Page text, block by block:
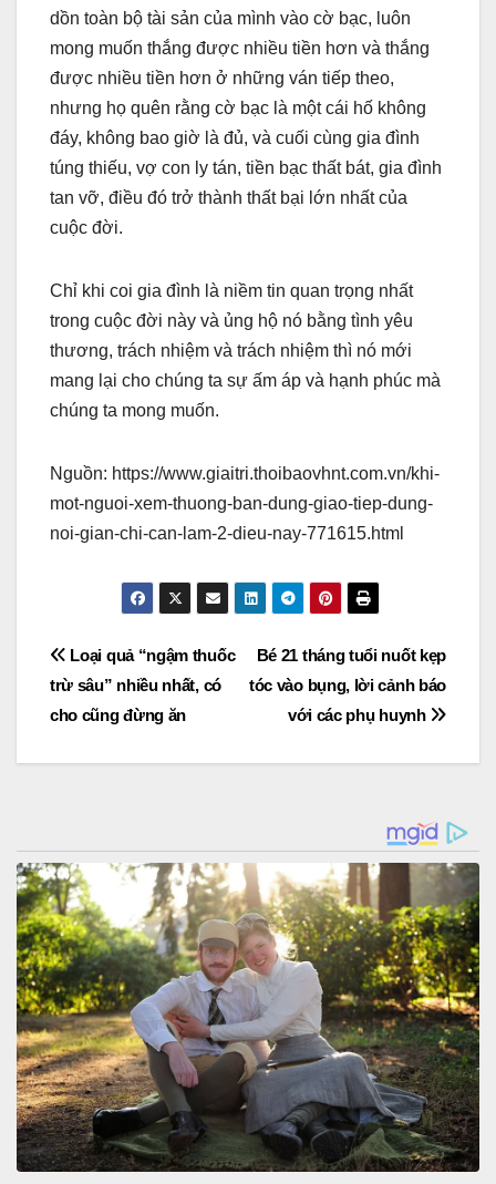
dồn toàn bộ tài sản của mình vào cờ bạc, luôn
mong muốn thắng được nhiều tiền hơn và thắng
được nhiều tiền hơn ở những ván tiếp theo,
nhưng họ quên rằng cờ bạc là một cái hố không
đáy, không bao giờ là đủ, và cuối cùng gia đình
túng thiếu, vợ con ly tán, tiền bạc thất bát, gia đình
tan vỡ, điều đó trở thành thất bại lớn nhất của
cuộc đời.
Chỉ khi coi gia đình là niềm tin quan trọng nhất
trong cuộc đời này và ủng hộ nó bằng tình yêu
thương, trách nhiệm và trách nhiệm thì nó mới
mang lại cho chúng ta sự ấm áp và hạnh phúc mà
chúng ta mong muốn.
Nguồn: https://www.giaitri.thoibaovhnt.com.vn/khi-
mot-nguoi-xem-thuong-ban-dung-giao-tiep-dung-
noi-gian-chi-can-lam-2-dieu-nay-771615.html
Post
navigation
Bé 21 tháng tuổi nuốt kẹp
tóc vào bụng, lời cảnh báo
với các phụ huynh
Loại quả “ngậm thuốc
trừ sâu” nhiều nhất, có
cho cũng đừng ăn